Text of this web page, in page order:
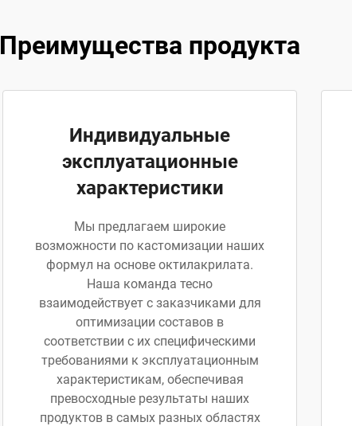
Преимущества продукта
Индивидуальные
эксплуатационные
характеристики
Мы предлагаем широкие
возможности по кастомизации наших
формул на основе октилакрилата.
Наша команда тесно
взаимодействует с заказчиками для
оптимизации составов в
соответствии с их специфическими
требованиями к эксплуатационным
характеристикам, обеспечивая
превосходные результаты наших
продуктов в самых разных областях